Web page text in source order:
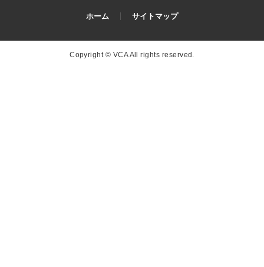
ホーム サイトマップ
Copyright © VCA All rights reserved.